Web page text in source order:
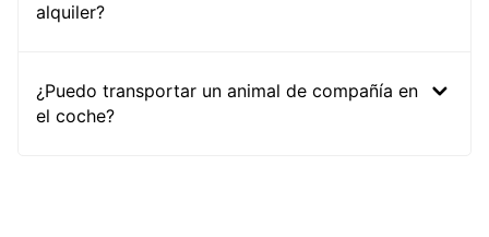
alquiler?
¿Puedo transportar un animal de compañía en
el coche?